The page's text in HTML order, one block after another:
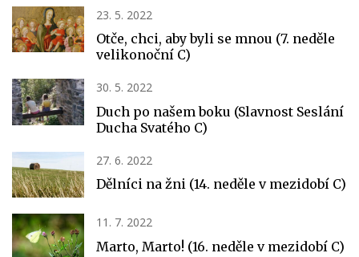
23. 5. 2022
Otče, chci, aby byli se mnou (7. neděle
velikonoční C)
30. 5. 2022
Duch po našem boku (Slavnost Seslání
Ducha Svatého C)
27. 6. 2022
Dělníci na žni (14. neděle v mezidobí C)
11. 7. 2022
Marto, Marto! (16. neděle v mezidobí C)